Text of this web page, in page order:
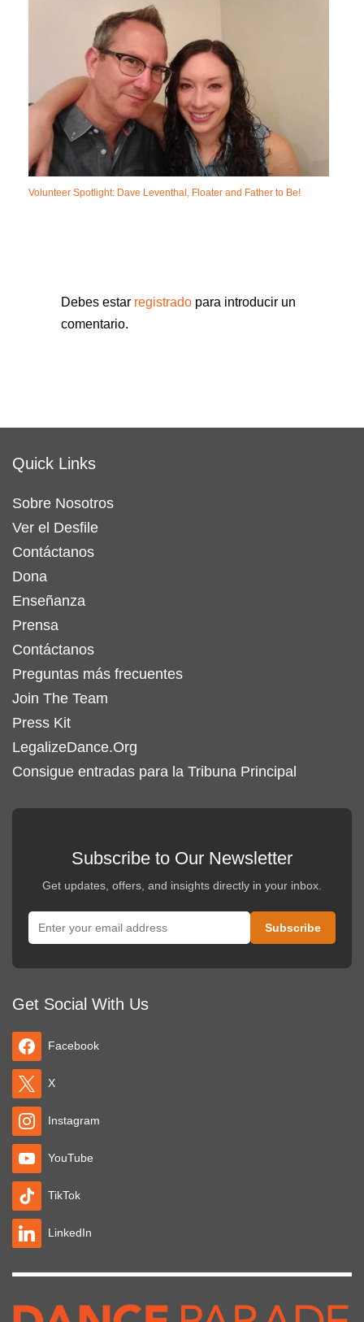
Volunteer Spotlight: Dave Leventhal, Floater and Father to Be!
Debes estar registrado para introducir un
comentario.
Quick Links
Sobre Nosotros
Ver el Desfile
Contáctanos
Dona
Enseñanza
Prensa
Contáctanos
Preguntas más frecuentes
Join The Team
Press Kit
LegalizeDance.Org
Consigue entradas para la Tribuna Principal
Subscribe to Our Newsletter
Get updates, offers, and insights directly in your inbox.
Get Social With Us
Facebook
X
Instagram
YouTube
TikTok
LinkedIn